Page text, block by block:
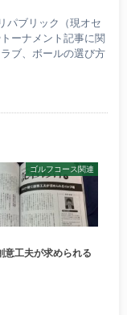
パブリック（現オセ
ーナメント記事に関
ブ、ボールの選び方
ゴルフコース関連
意工夫が求められる